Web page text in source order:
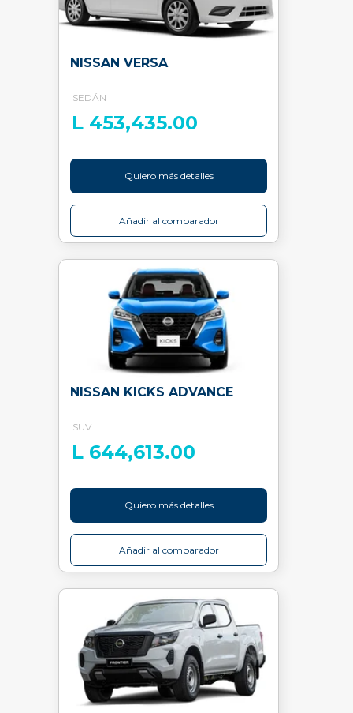
NISSAN VERSA
SEDÁN
L 453,435.00
Quiero más detalles
Añadir al comparador
NISSAN KICKS ADVANCE
SUV
L 644,613.00
Quiero más detalles
Añadir al comparador